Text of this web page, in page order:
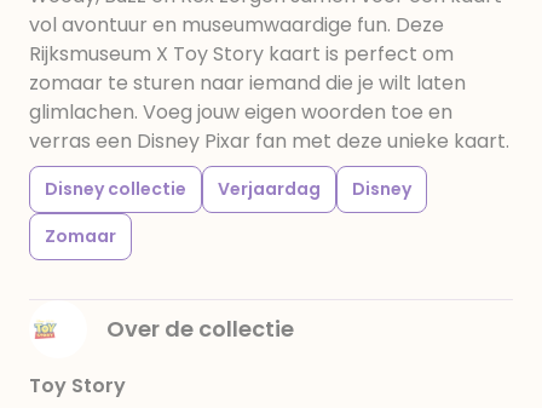
vol avontuur en museumwaardige fun. Deze
Rijksmuseum X Toy Story kaart is perfect om
zomaar te sturen naar iemand die je wilt laten
glimlachen. Voeg jouw eigen woorden toe en
verras een Disney Pixar fan met deze unieke kaart.
Disney collectie Verjaardag
Disney
Zomaar
Over de collectie
Toy Story